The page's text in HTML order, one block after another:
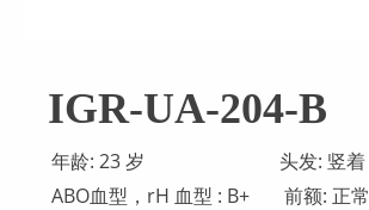
IGR-UA-204-B
年龄: 23 岁
头发: 竖着
ABO血型，rH 血型 : B+
前额: 正常